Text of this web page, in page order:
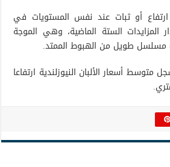
ارتفاع أو ثبات عند نفس المستويات في
المزايدات الستة الماضية، وهي الموجة
مسلسل طويل من الهبوط الممتد.
متوسط أسعار الألبان النيوزلندية ارتفاعا